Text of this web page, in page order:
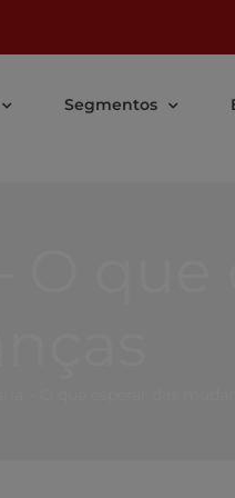
Segmentos